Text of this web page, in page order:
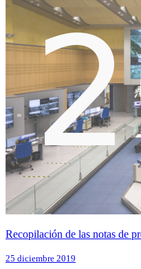
Recopilación de las notas de
25 diciembre 2019